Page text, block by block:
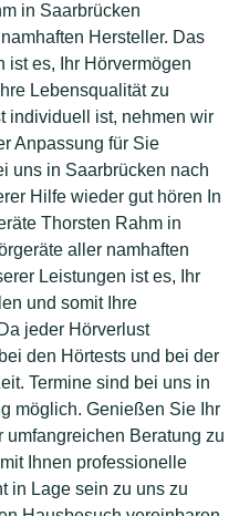
in Saarbrücken
Hersteller. Das
ist es, Ihr Hörvermögen
Lebensqualität zu
individuell ist, nehmen wir
Anpassung für Sie
uns in Saarbrücken nach
Hilfe wieder gut hören In
Thorsten Rahm in
aller namhaften
Leistungen ist es, Ihr
und somit Ihre
jeder Hörverlust
den Hörtests und bei der
Termine sind bei uns in
möglich. Genießen Sie Ihr
Beratung zu
Ihnen professionelle
in Lage sein zu uns zu